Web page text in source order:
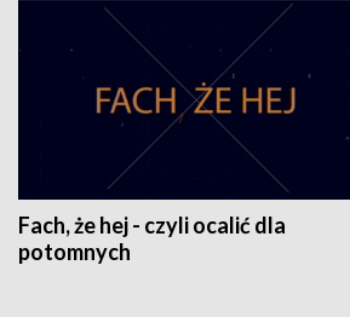
Fach, że hej - czyli ocalić dla
potomnych